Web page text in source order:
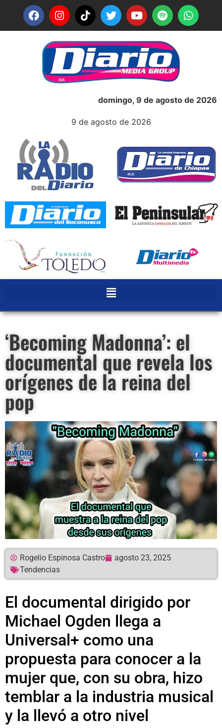
domingo, 9 de agosto de 2026
9 de agosto de 2026
‘Becoming Madonna’: el
documental que revela los
orígenes de la reina del
pop
Rogelio Espinosa Castro
agosto 23, 2025
Tendencias
El documental dirigido por
Michael Ogden llega a
Universal+ como una
propuesta para conocer a la
mujer que, con su obra, hizo
temblar a la industria musical
y la llevó a otro nivel